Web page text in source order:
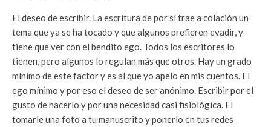
El deseo de escribir. La escritura de por sí trae a colación un
tema que ya se ha tocado y que algunos prefieren evadir, y
tiene que ver con el bendito ego. Todos los escritores lo
tienen, pero algunos lo regulan más que otros. Hay un grado
mínimo de este factor y es al que yo apelo en mis cuentos. El
ego mínimo y por eso el deseo de ser anónimo. Escribir por el
gusto de hacerlo y por una necesidad casi fisiológica. El
tomarle una foto a tu manuscrito y ponerlo en tus redes